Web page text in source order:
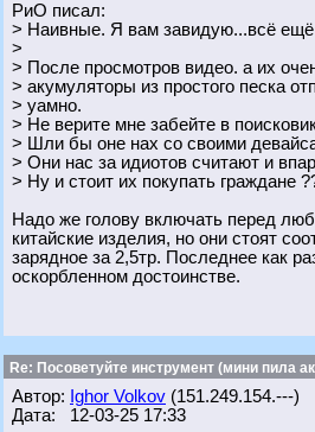
РиО писал:
> Наивные. Я вам завидую...всё ещё
>
> После просмотров видео. а их
> акумуляторы из простого песка
> уамно.
> Не верите мне забейте в
> Шли бы оне нах со своими
> Они нас за идиотов считают и
> Ну и стоит их покупать граждане
Надо же голову включать перед
китайские изделия, но они стоят
зарядное за 2,5тр. Последнее как
оскорбленном достоинстве.
Re: Посоветуйте инструмент (мини пила
Автор: Ighor Volkov (151.249.154.---)
Дата: 12-03-25 17:33